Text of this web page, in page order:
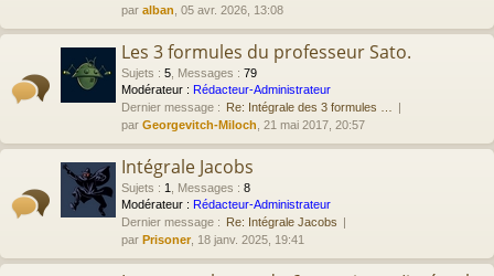
par alban , 05 avr. 2026, 13:08
Les 3 formules du professeur Sato.
Sujets : 5 Messages : 79
Modérateur : Rédacteur-Administrateur
Dernier message : Re: Intégrale des 3 formules …
par Georgevitch-Miloch , 21 mai 2017, 20:57
Intégrale Jacobs
Sujets : 1 Messages : 8
Modérateur : Rédacteur-Administrateur
Dernier message : Re: Intégrale Jacobs
par Prisoner , 18 janv. 2025, 19:41